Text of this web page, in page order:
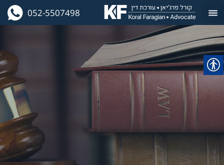
052-5507498